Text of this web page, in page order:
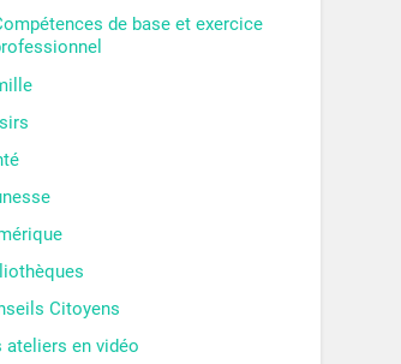
de base et exercice
Citoyens
ateliers en vidéo